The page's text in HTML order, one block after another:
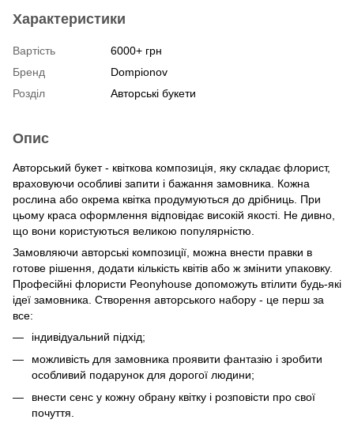
Характеристики
Вартість
6000+ грн
Бренд
Dompionov
Розділ
Авторські букети
Опис
Авторський букет - квіткова композиція, яку складає флорист,
враховуючи особливі запити і бажання замовника. Кожна
рослина або окрема квітка продумуються до дрібниць. При
цьому краса оформлення відповідає високій якості. Не дивно,
що вони користуються великою популярністю.
Замовляючи авторські композиції, можна внести правки в
готове рішення, додати кількість квітів або ж змінити упаковку.
Професійні флористи Peonyhouse допоможуть втілити будь-які
ідеї замовника. Створення авторського набору - це перш за
все:
індивідуальний підхід;
можливість для замовника проявити фантазію і зробити
особливий подарунок для дорогої людини;
внести сенс у кожну обрану квітку і розповісти про свої
почуття.